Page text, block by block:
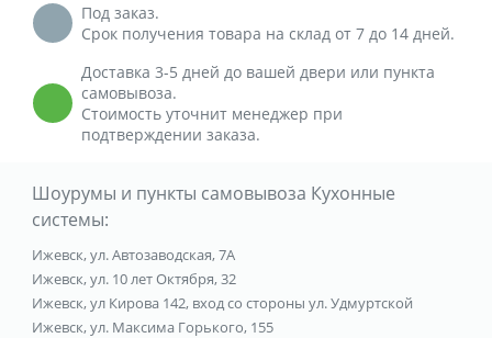
Под заказ.
Срок получения товара на склад от 7 до 14 дней.
Доставка 3-5 дней до вашей двери или пункта
самовывоза.
Стоимость уточнит менеджер при
подтверждении заказа.
Шоурумы и пункты самовывоза Кухонные
системы:
Ижевск, ул. Автозаводская, 7А
Ижевск, ул. 10 лет Октября, 32
Ижевск, ул Кирова 142, вход со стороны ул. Удмуртской
Ижевск, ул. Максима Горького, 155